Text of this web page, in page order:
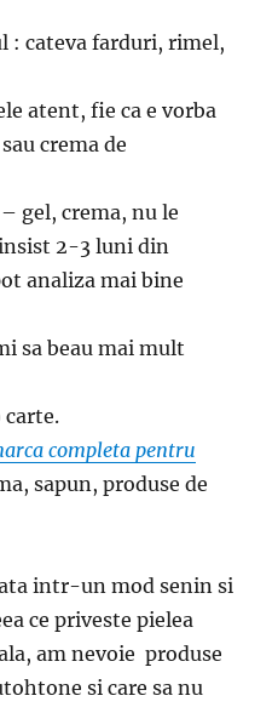
: cateva farduri, rimel,
atent, fie ca e vorba
crema de
gel, crema, nu le
2-3 luni din
analiza mai bine
sa beau mai mult
carte.
completa pentru
sapun, produse de
intr-un mod senin si
ce priveste pielea
am nevoie produse
si care sa nu